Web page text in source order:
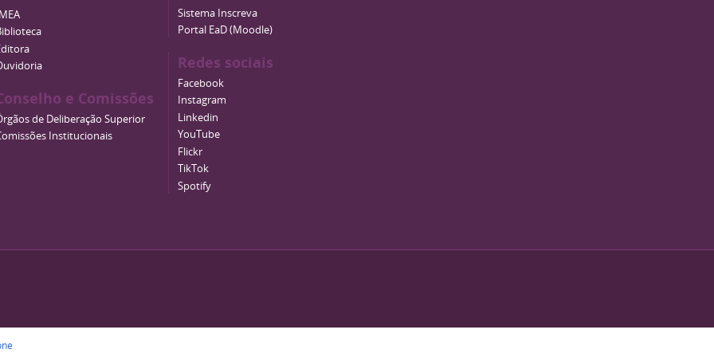
e Comissões
de Deliberação Superior
Institucionais
Sistema Inscreva
Portal EaD (Moodle)
Redes sociais
Facebook
Instagram
Linkedin
YouTube
Flickr
TikTok
Spotify